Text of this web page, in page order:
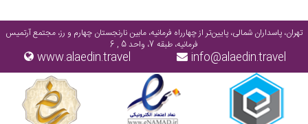
تهران، پاسداران شمالی، پایین‌تر از چهارراه فرمانیه، مابین نارنجستان چهارم و رز، مجتمع آرتمیس
فرمانیه، طبقه 7، واحد 5 , 6
info@alaedin.travel
www.alaedin.travel